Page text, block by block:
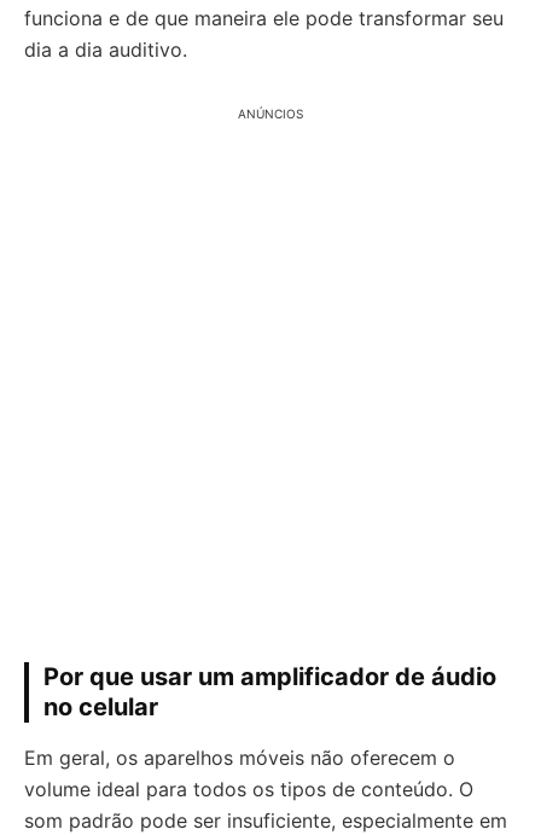
funciona e de que maneira ele pode transformar seu
dia a dia auditivo.
ANÚNCIOS
Por que usar um amplificador de áudio
no celular
Em geral, os aparelhos móveis não oferecem o
volume ideal para todos os tipos de conteúdo. O
som padrão pode ser insuficiente, especialmente em